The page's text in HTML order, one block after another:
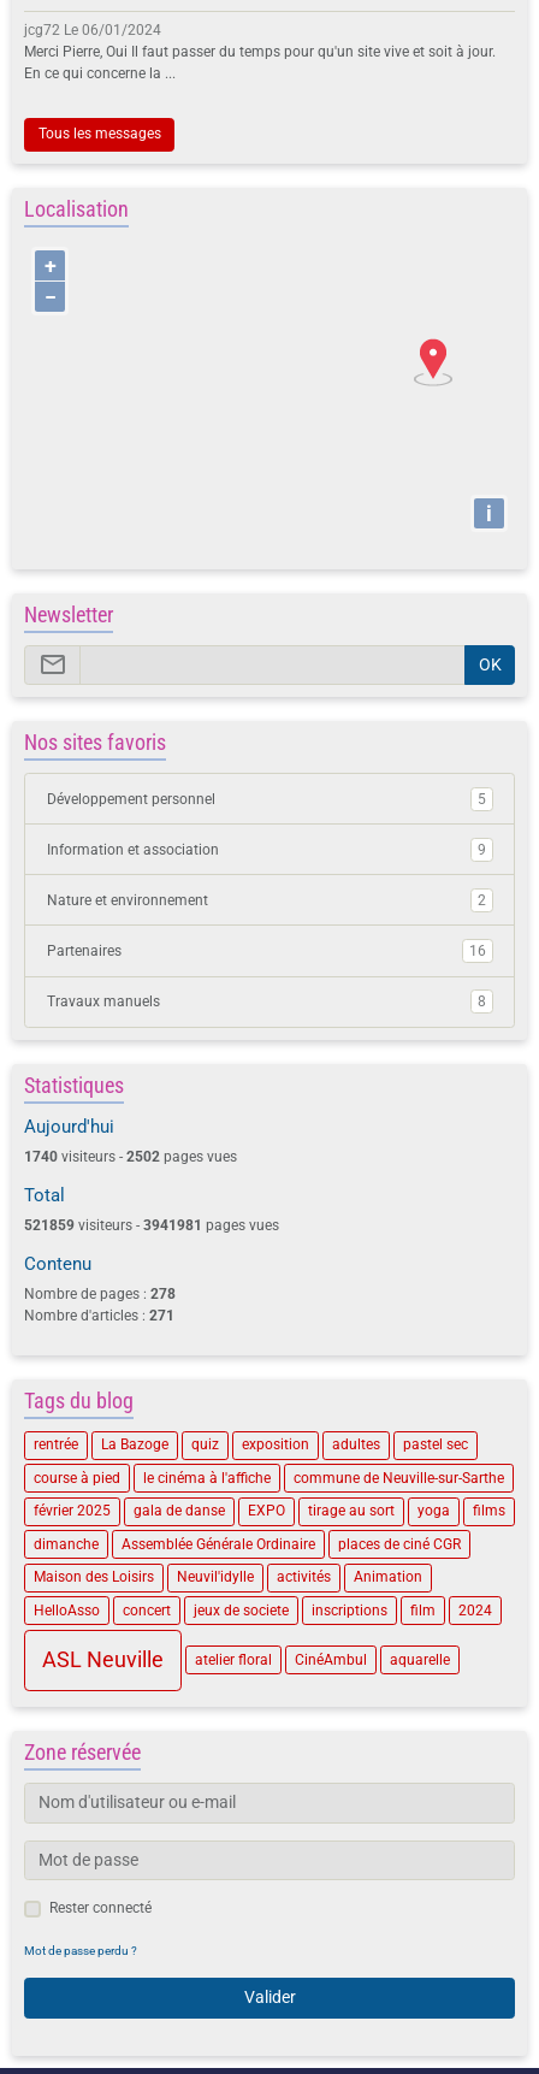
jcg72 Le 06/01/2024
Merci Pierre, Oui Il faut passer du temps pour qu'un site vive et soit à jour.
En ce qui concerne la ...
Tous les messages
Localisation
+
−
i
Newsletter
OK
Nos sites favoris
Développement personnel 5
Information et association 9
Nature et environnement 2
Partenaires 16
Travaux manuels 8
Statistiques
Aujourd'hui
1740 visiteurs - 2502 pages vues
Total
521859 visiteurs - 3941981 pages vues
Contenu
Nombre de pages : 278
Nombre d'articles : 271
Tags du blog
rentrée La Bazoge quiz exposition adultes
pastel sec
course à pied
le cinéma à l'affiche
commune de Neuville-sur-Sarthe
février 2025
gala de danse EXPO tirage au sort yoga
films
dimanche
Assemblée Générale Ordinaire
places de ciné CGR
Maison des Loisirs
Neuvil'idylle activités
Animation
HelloAsso
concert jeux de societe inscriptions film 2024
ASL Neuville atelier floral CinéAmbul aquarelle
Zone réservée
Rester connecté
Mot de passe perdu ?
Valider